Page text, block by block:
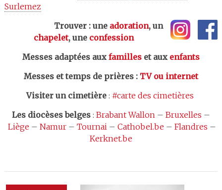
Surlemez
Trouver : une adoration, un
chapelet, une confession
Messes adaptées aux familleset aux enfants
Messes et temps de prières: TV ou internet
Visiter un cimetière: #carte des cimetières
Les diocèses belges: Brabant Wallon – Bruxelles –
Liège – Namur– Tournai – Cathobel.be – Flandres –
Kerknet.be